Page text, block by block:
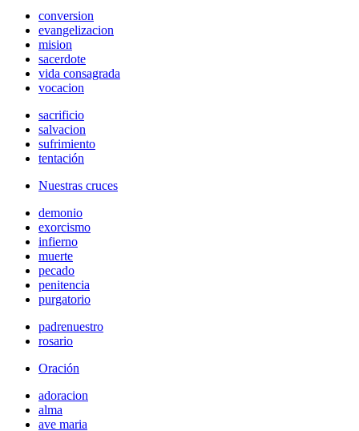
conversion
evangelizacion
mision
sacerdote
vida consagrada
vocacion
sacrificio
salvacion
sufrimiento
tentación
Nuestras cruces
demonio
exorcismo
infierno
muerte
pecado
penitencia
purgatorio
padrenuestro
rosario
Oración
adoracion
alma
ave maria